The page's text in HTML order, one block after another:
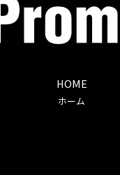
HOME
ホーム